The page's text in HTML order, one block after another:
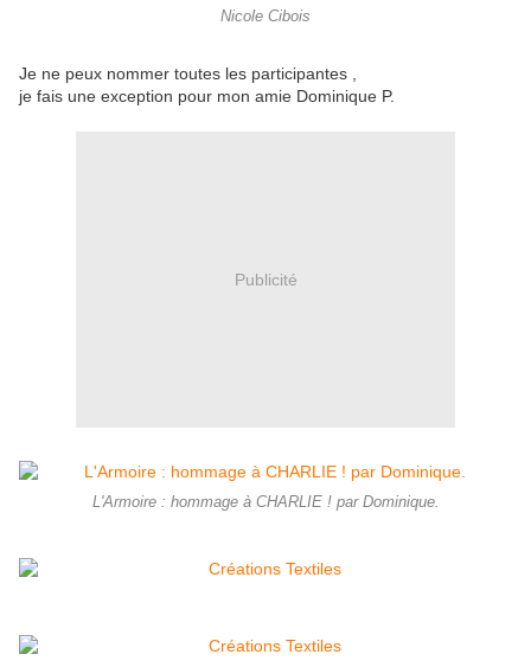
Nicole Cibois
Je ne peux nommer toutes les participantes ,
je fais une exception pour mon amie Dominique P.
Publicité
L'Armoire : hommage à CHARLIE ! par Dominique.